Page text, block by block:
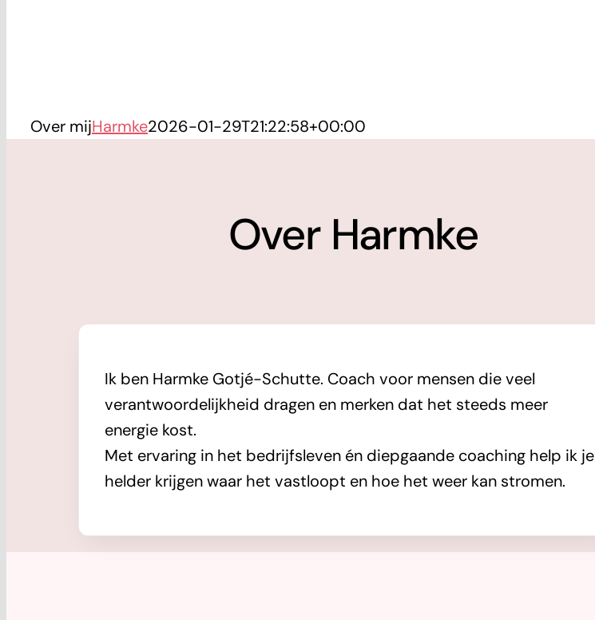
Over mijHarmke2026-01-29T21:22:58+00:00
Over Harmke
Ik ben Harmke Gotjé-Schutte. Coach voor mensen die veel
verantwoordelijkheid dragen en merken dat het steeds meer
energie kost.
Met ervaring in het bedrijfsleven én diepgaande coaching help ik je
helder krijgen waar het vastloopt en hoe het weer kan stromen.